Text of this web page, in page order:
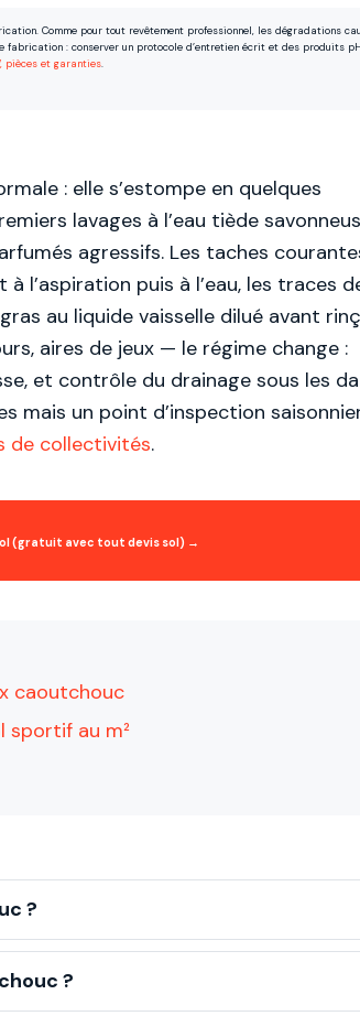
Comme pour tout revêtement professionnel, les dégradations
: conserver un protocole d’entretien écrit et des produits
pièces et garanties.
: elle s’estompe en quelques
lavages à l’eau tiède
agressifs. Les taches
l’aspiration puis à l’eau, les traces
au liquide vaisselle dilué avant
aires de jeux — le régime change :
et contrôle du drainage sous les
mais un point d’inspection
de collectivités.
(gratuit avec tout devis sol) →
caoutchouc
sportif au m²
?
?